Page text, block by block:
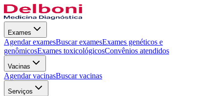
Exames
Agendar examesBuscar examesExames genéticos e
genômicosExames toxicológicosConvênios atendidos
Vacinas
Agendar vacinasBuscar vacinas
Serviços